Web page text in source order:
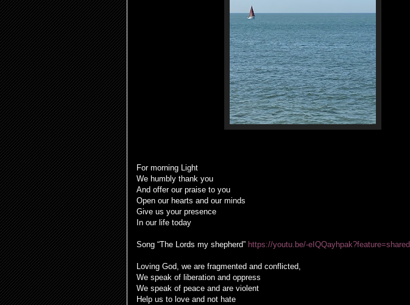
For morning Light
We humbly thank you
And offer our praise to you
Open our hearts and our minds
Give us your presence
In our life today
Song “The Lords my shepherd” https://youtu.be/-eIQQayhpak?feature=shared
Loving God, we are fragmented and conflicted,
We speak of liberation and oppress
We speak of peace and are violent
Help us to love and not hate